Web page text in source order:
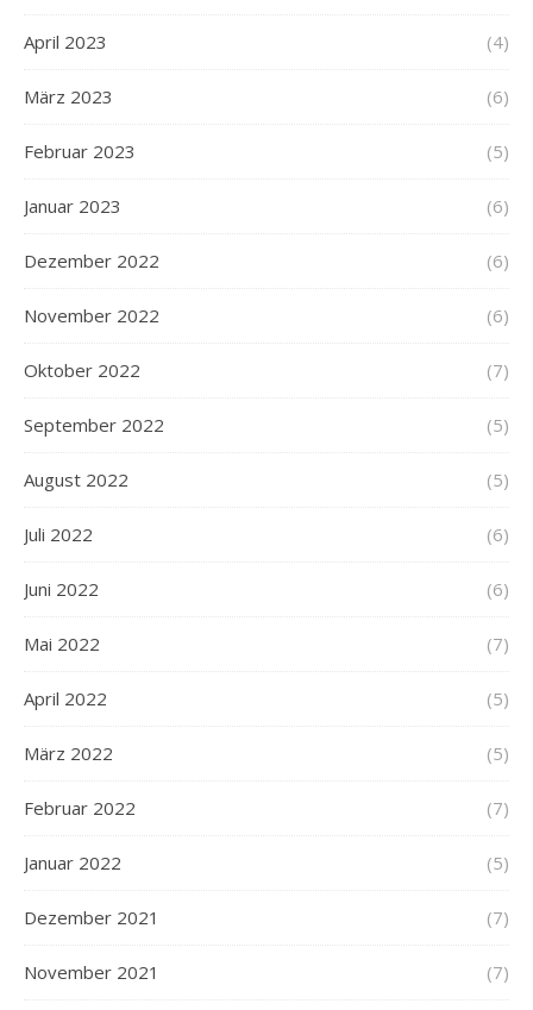
April 2023 (4)
März 2023 (6)
Februar 2023 (5)
Januar 2023 (6)
Dezember 2022 (6)
November 2022 (6)
Oktober 2022 (7)
September 2022 (5)
August 2022 (5)
Juli 2022 (6)
Juni 2022 (6)
Mai 2022 (7)
April 2022 (5)
März 2022 (5)
Februar 2022 (7)
Januar 2022 (5)
Dezember 2021 (7)
November 2021 (7)